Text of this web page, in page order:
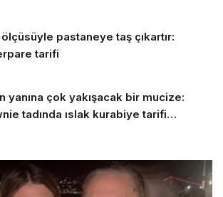
pastaneye taş çıkartır:
tarifi
yanına çok yakışacak bir mucize:
tadında ıslak kurabiye tarifi…